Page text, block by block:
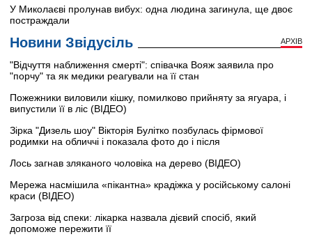
У Миколаєві пролунав вибух: одна людина загинула, ще двоє
постраждали
Новини Звідусіль АРХІВ
"Відчуття наближення смерті": співачка Вояж заявила про
"порчу" та як медики реагували на її стан
Пожежники виловили кішку, помилково прийняту за ягуара, і
випустили її в ліс (ВІДЕО)
Зірка "Дизель шоу" Вікторія Булітко позбулась фірмової
родимки на обличчі і показала фото до і після
Лось загнав зляканого чоловіка на дерево (ВІДЕО)
Мережа насмішила «пікантна» крадіжка у російському салоні
краси (ВІДЕО)
Загроза від спеки: лікарка назвала дієвий спосіб, який
допоможе пережити її